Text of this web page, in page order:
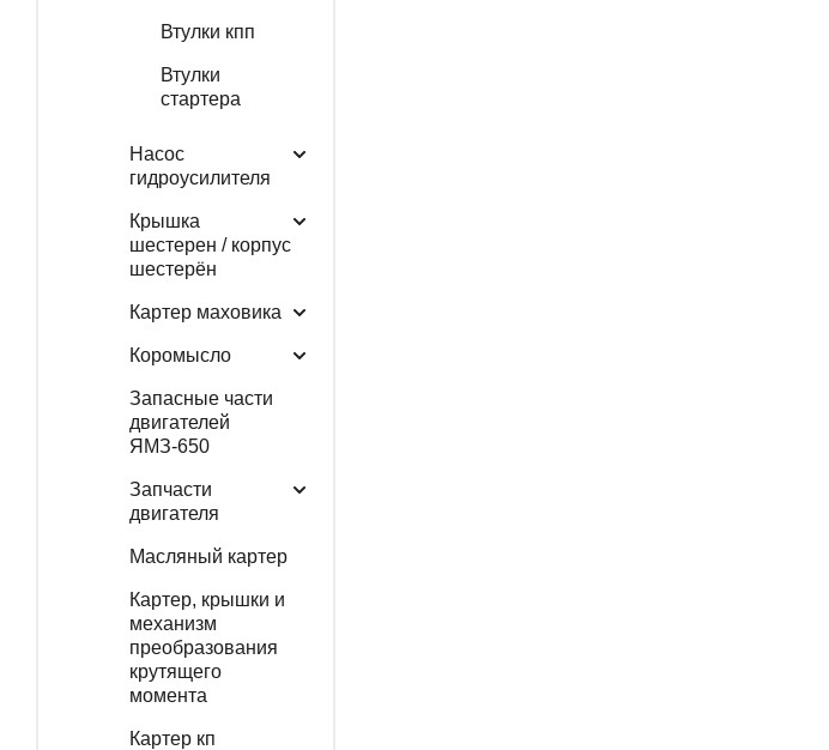
Втулки кпп
Втулки
стартера
Насос
гидроусилителя
Крышка
шестерен / корпус
шестерён
Картер маховика
Коромысло
Запасные части
двигателей
ЯМЗ-650
Запчасти
двигателя
Масляный картер
Картер, крышки и
механизм
преобразования
крутящего
момента
Картер кп